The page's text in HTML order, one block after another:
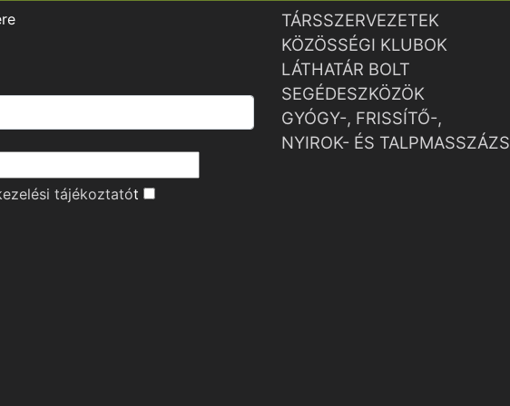
tájékoztatót
TÁRSSZERVEZETEK
KÖZÖSSÉGI KLUBOK
LÁTHATÁR BOLT
SEGÉDESZKÖZÖK
GYÓGY-, FRISSÍTŐ-,
NYIROK- ÉS TALPMASSZÁZS